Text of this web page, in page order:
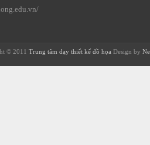
© 2011 Trung tâm dạy thiết kế đồ họa Design by